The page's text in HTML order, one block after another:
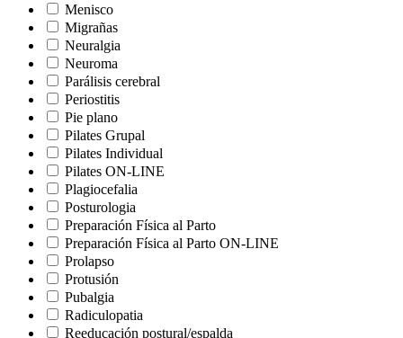
Menisco
Migrañas
Neuralgia
Neuroma
Parálisis cerebral
Periostitis
Pie plano
Pilates Grupal
Pilates Individual
Pilates ON-LINE
Plagiocefalia
Posturologia
Preparación Física al Parto
Preparación Física al Parto ON-LINE
Prolapso
Protusión
Pubalgia
Radiculopatia
Reeducación postural/espalda